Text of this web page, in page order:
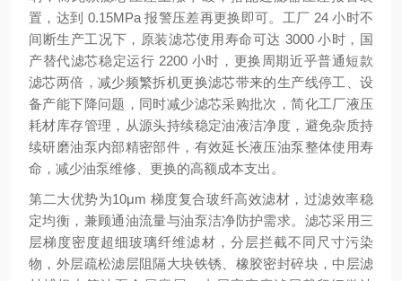
置，达到 0.15MPa 报警压差再更换即可。工厂 24 小时不
间断生产工况下，原装滤芯使用寿命可达 3000 小时，国
产替代滤芯稳定运行 2200 小时，更换周期近乎普通短款
滤芯两倍，减少频繁拆机更换滤芯带来的生产线停工、设
备产能下降问题，同时减少滤芯采购批次，简化工厂液压
耗材库存管理，从源头持续稳定油液洁净度，避免杂质持
续研磨油泵内部精密部件，有效延长液压油泵整体使用寿
命，减少油泵维修、更换的高额成本支出。
第二大优势为10μm 梯度复合玻纤高效滤材，过滤效率稳
定均衡，兼顾通油流量与油泵洁净防护需求。滤芯采用三
层梯度密度超细玻璃纤维滤材，分层拦截不同尺寸污染
物，外层疏松滤层阻隔大块铁锈、橡胶密封碎块，中层滤